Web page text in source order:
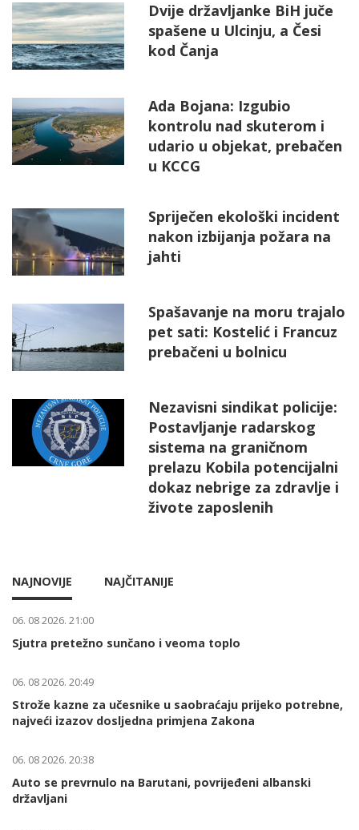
Dvije državljanke BiH juče
spašene u Ulcinju, a Česi
kod Čanja
Ada Bojana: Izgubio
kontrolu nad skuterom i
udario u objekat, prebačen
u KCCG
Spriječen ekološki incident
nakon izbijanja požara na
jahti
Spašavanje na moru trajalo
pet sati: Kostelić i Francuz
prebačeni u bolnicu
Nezavisni sindikat policije:
Postavljanje radarskog
sistema na graničnom
prelazu Kobila potencijalni
dokaz nebrige za zdravlje i
živote zaposlenih
NAJNOVIJE NAJČITANIJE
06. 08 2026. 21:00
Sjutra pretežno sunčano i veoma toplo
06. 08 2026. 20:49
Strože kazne za učesnike u saobraćaju prijeko potrebne,
najveći izazov dosljedna primjena Zakona
06. 08 2026. 20:38
Auto se prevrnulo na Barutani, povrijeđeni albanski
državljani